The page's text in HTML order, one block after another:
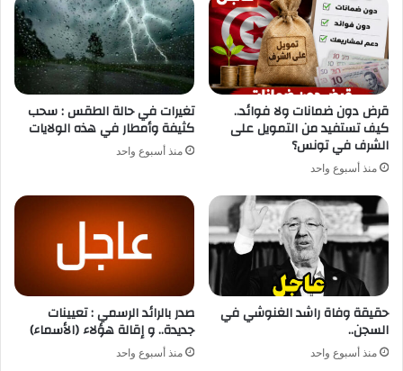
قرض دون ضمانات ولا فوائد..
كيف تستفيد من التمويل على
الشرف في تونس؟
منذ أسبوع واحد
تغيرات في حالة الطقس : سحب
كثيفة وأمطار في هذه الولايات
منذ أسبوع واحد
حقيقة وفاة راشد الغنوشي في
السجن..
منذ أسبوع واحد
صدر بالرائد الرسمي : تعيينات
جديدة.. و إقالة هؤلاء (الأسماء)
منذ أسبوع واحد